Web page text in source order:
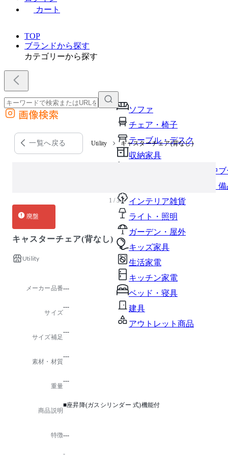
カート
TOP
ブランドから探す
カテゴリーから探す
ソファ
チェア・椅子
テーブル・デスク
収納家具
パーソナルブース・集中
オフィスアクセサリー・
インテリア雑貨
ライト・照明
ガーデン・屋外
キッズ家具
生活家電
キッチン家電
ベッド・寝具
建具
アウトレット商品
外部サイトの商品をカートに追加
他のサイトで見つけた商品ページのURLを貼り付けて、カートに追加できます
画像検索
一覧へ戻る Utility キャスターチェア(背なし)
1 / 3
廃盤
キャスターチェア(背なし)
Utility
メーカー品番---
サイズ
---
サイズ補足
---
素材・材質
---
重量
---
商品説明
■座昇降(ガスシリンダー 式)機能付
特徴---
-